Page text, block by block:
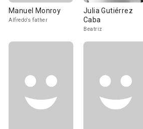
Manuel Monroy
Alfredo's father
Julia Gutiérrez
Caba
Beatriz